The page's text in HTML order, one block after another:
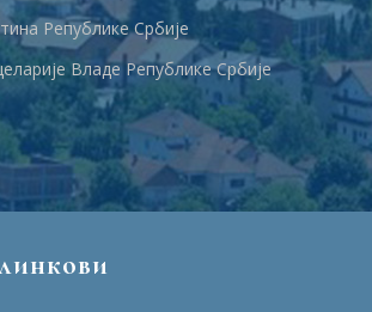
Републике Србије
Владе Републике Србије